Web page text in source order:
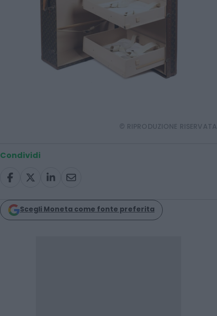
© RIPRODUZIONE RISERVATA
Condividi
Scegli Moneta come fonte preferita